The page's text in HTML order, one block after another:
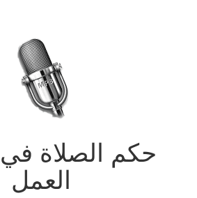
حكم الصلاة
العمل